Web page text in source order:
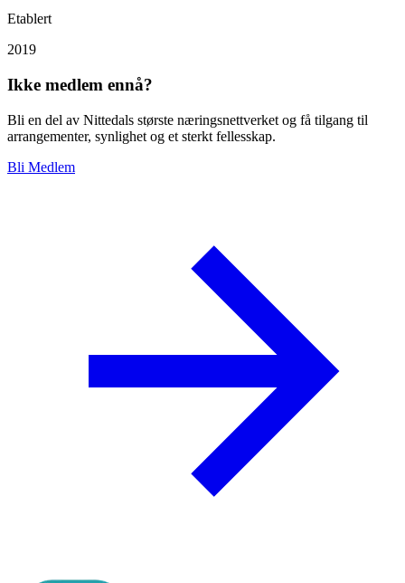
Etablert
2019
Ikke medlem ennå?
Bli en del av Nittedals største næringsnettverket og få tilgang til
arrangementer, synlighet og et sterkt fellesskap.
Bli Medlem